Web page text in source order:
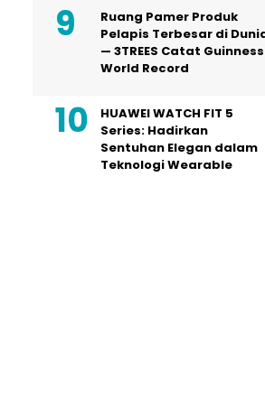
Ruang Pamer Produk
Pelapis Terbesar di
— 3TREES Catat Guinness
World Record
HUAWEI WATCH FIT 5
Series: Hadirkan
Sentuhan Elegan dalam
Teknologi Wearable